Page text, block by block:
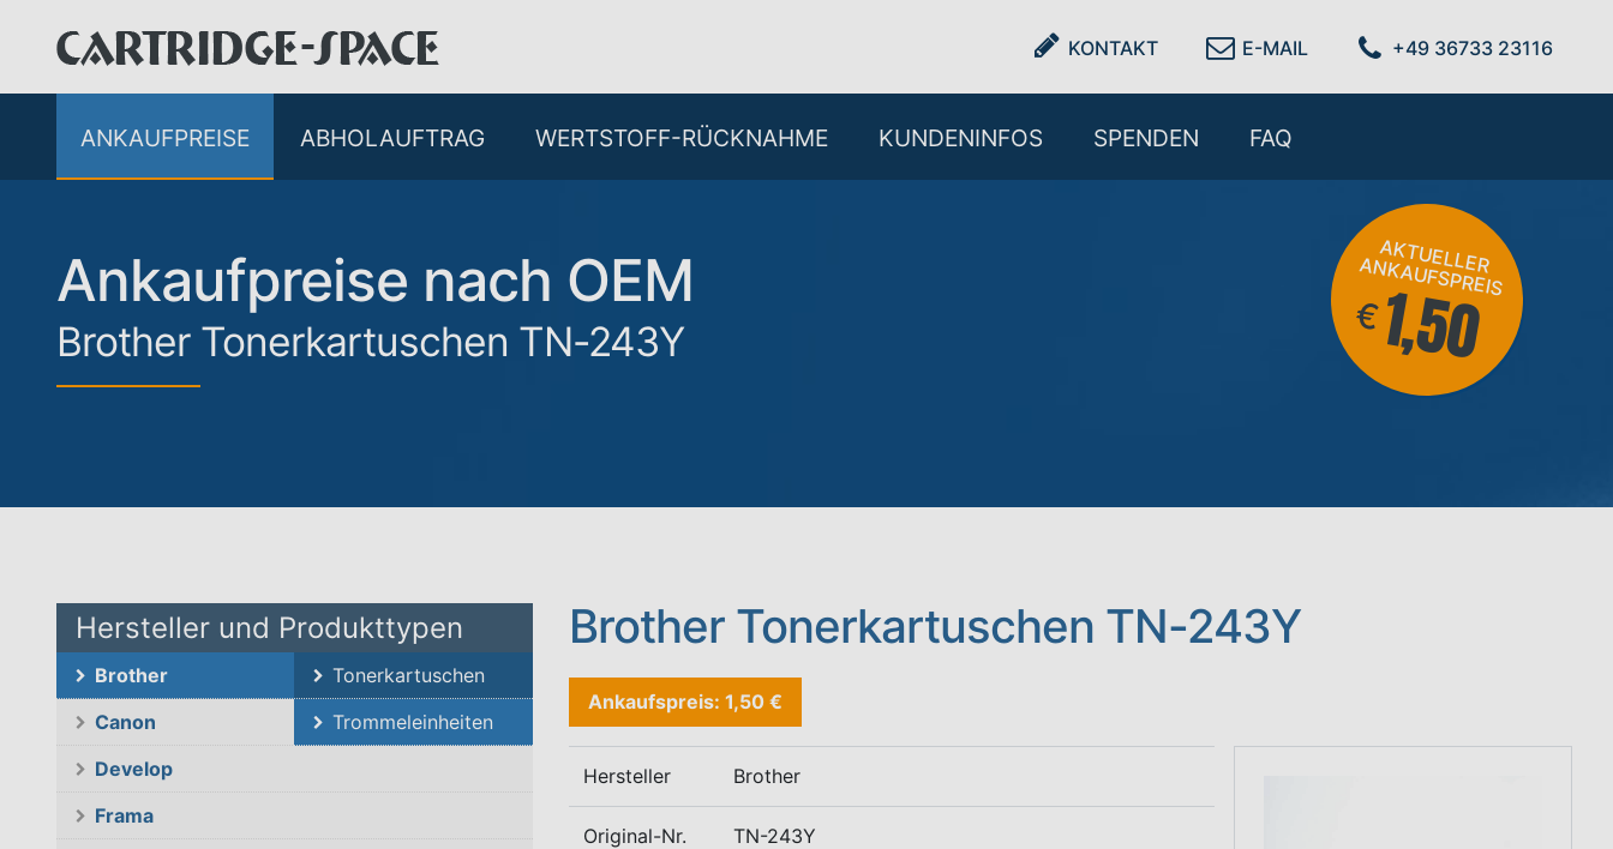
KONTAKT E-MAIL +49 36733 23116
ANKAUFPREISE ABHOLAUFTRAG WERTSTOFF-RÜCKNAHME KUNDENINFOS SPENDEN FAQ
Ankaufpreise nach OEM
Brother Tonerkartuschen TN-243Y
AKTU
ELLER AN
KAU
FSPREIS
€1,50
Hersteller und Produkttypen
Brother
Tonerkartuschen
Trommeleinheiten
Canon
Develop
Frama
Brother Tonerkartuschen TN-243Y
Ankaufspreis: 1,50 €
Hersteller Brother
Original-Nr. TN-243Y